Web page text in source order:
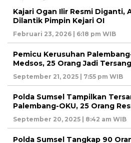
Kajari Ogan Ilir Resmi Diganti,
Dilantik Pimpin Kejari OI
Februari 23, 2026 | 6:18 pm WIB
Pemicu Kerusuhan
Medsos, 25 Orang Jadi
September 21, 2025 | 7:55 pm WIB
Polda Sumsel Tampilkan
Palembang-OKU, 25 Orang
September 20, 2025 | 8:42 am WIB
Polda Sumsel Tangkap 90